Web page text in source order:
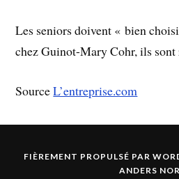
Les seniors doivent « bien
chez Guinot-Mary Cohr, ils sont
SourceL’entreprise.com
FIÈREMENT PROPULSÉ PAR
ANDERS